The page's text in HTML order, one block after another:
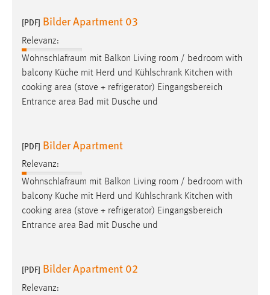
[PDF] Bilder Apartment 03
Relevanz:
Wohnschlafraum mit Balkon Living room / bedroom with
balcony Küche mit Herd und Kühlschrank Kitchen with
cooking area (stove + refrigerator) Eingangsbereich
Entrance area Bad mit Dusche und
[PDF] Bilder Apartment
Relevanz:
Wohnschlafraum mit Balkon Living room / bedroom with
balcony Küche mit Herd und Kühlschrank Kitchen with
cooking area (stove + refrigerator) Eingangsbereich
Entrance area Bad mit Dusche und
[PDF] Bilder Apartment 02
Relevanz: